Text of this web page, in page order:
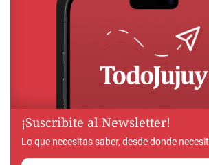
¡Suscribite al Newsletter!
Lo que necesitas saber, desde donde